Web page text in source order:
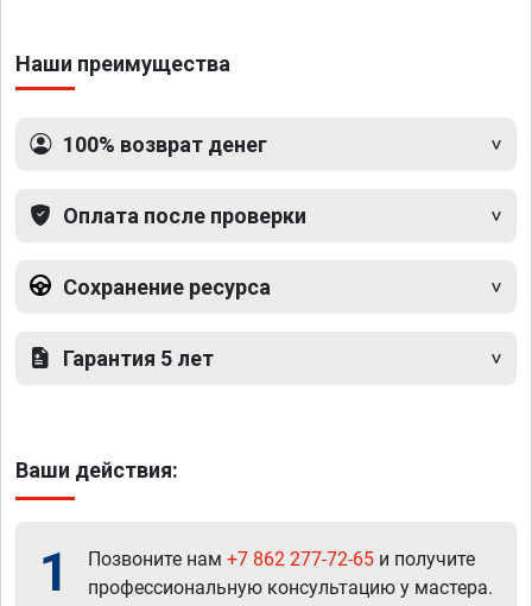
Наши преимущества
100% возврат денег
Оплата после проверки
Сохранение ресурса
Гарантия 5 лет
Ваши действия:
1 Позвоните нам +7 862 277-72-65 и получите
профессиональную консультацию у мастера.